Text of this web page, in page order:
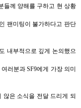
들께 양해를 구하고 현 상황
팬미팅이 불가하다고 판단
내부적으로 깊게 논의했으
러분과SF9에게 가장 의미
않은 소식을 전달 드리게 되